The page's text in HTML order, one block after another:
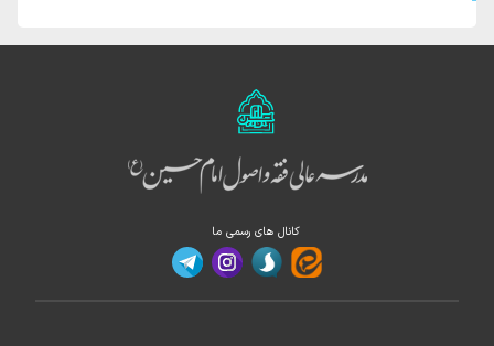
کانال های رسمی ما